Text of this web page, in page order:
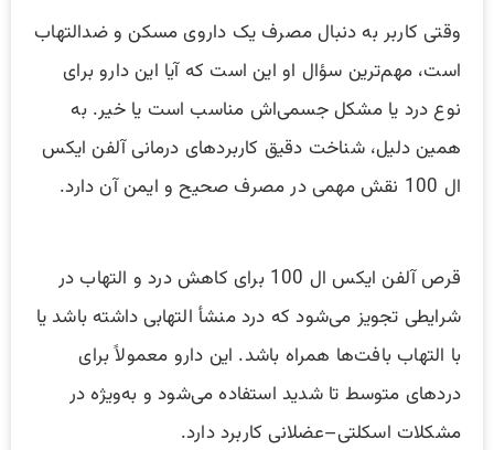
وقتی کاربر به دنبال مصرف یک داروی مسکن و ضدالتهاب
است، مهم‌ترین سؤال او این است که آیا این دارو برای
نوع درد یا مشکل جسمی‌اش مناسب است یا خیر. به
همین دلیل، شناخت دقیق کاربردهای درمانی آلفن ایکس
ال 100 نقش مهمی در مصرف صحیح و ایمن آن دارد.
قرص آلفن ایکس ال 100 برای کاهش درد و التهاب در
شرایطی تجویز می‌شود که درد منشأ التهابی داشته باشد یا
با التهاب بافت‌ها همراه باشد. این دارو معمولاً برای
دردهای متوسط تا شدید استفاده می‌شود و به‌ویژه در
مشکلات اسکلتی–عضلانی کاربرد دارد.